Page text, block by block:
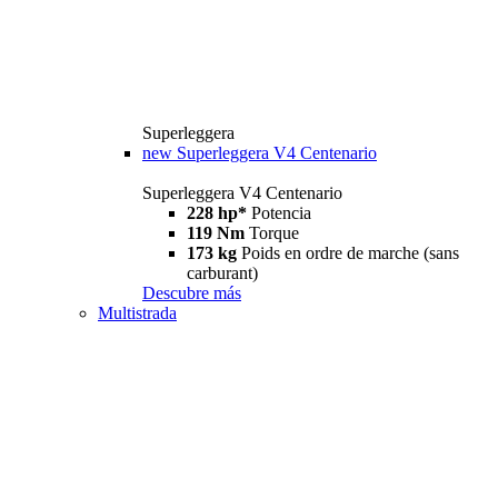
Superleggera
new Superleggera V4 Centenario
Superleggera V4 Centenario
228 hp* Potencia
119 Nm Torque
173 kg Poids en ordre de marche (sans
carburant)
Descubre más
Multistrada